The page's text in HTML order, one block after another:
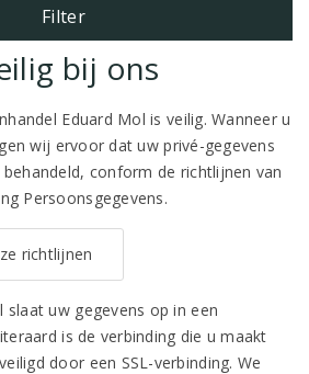
Filter
bij ons
Eduard Mol is veilig. Wanneer u
wij ervoor dat uw privé-gegevens
conform de richtlijnen van
Persoonsgegevens.
richtlijnen
slaat uw gegevens op in een
is de verbinding die u maakt
door een SSL-verbinding. We